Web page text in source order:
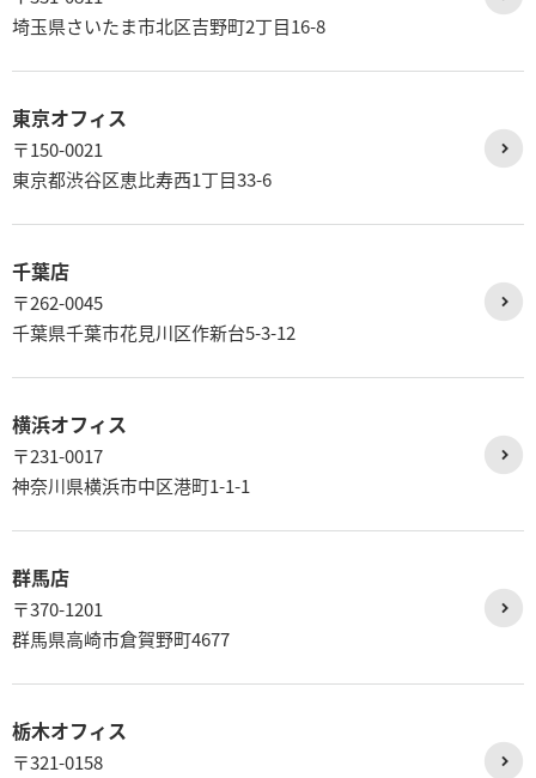
埼玉県さいたま市北区吉野町2丁目16-8
東京オフィス
〒150-0021
東京都渋谷区恵比寿西1丁目33-6
千葉店
〒262-0045
千葉県千葉市花見川区作新台5-3-12
横浜オフィス
〒231-0017
神奈川県横浜市中区港町1-1-1
群馬店
〒370-1201
群馬県高崎市倉賀野町4677
栃木オフィス
〒321-0158